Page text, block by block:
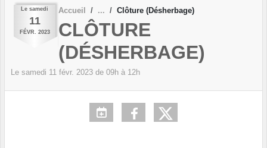
Le samedi
11
FÉVR. 2023
Accueil Clôture (Désherbage)
CLÔTURE
(DÉSHERBAGE)
Le samedi 11 févr. 2023 de 09h à 12h